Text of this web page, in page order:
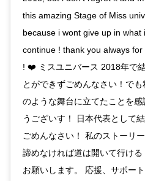
this amazing Stage of Miss
because i wont give up in what
continue ! thank you always
! ❤️ ミスユニバース 2018年で
とができずごめんなさい！で
のような舞台に立てたことを
うございす！ 日本代表として
ごめんなさい！ 私のストーリ
諦めなければ道は開いて行ける
お願いします。 応援、サポー